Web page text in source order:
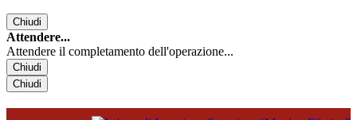
Chiudi
Attendere...
Attendere il completamento dell'operazione...
Chiudi
Chiudi